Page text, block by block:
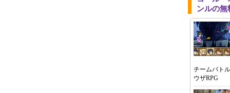
ンルの無
チームバト
ウザRPG